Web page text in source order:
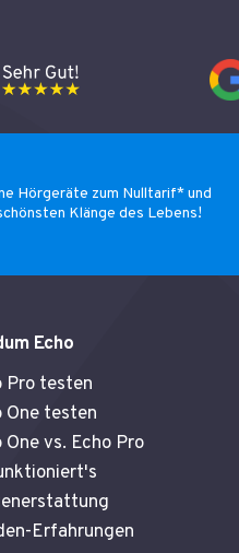
Hörgeräte zum Nulltarif* und
Klänge des Lebens!
Echo
Pro testen
One testen
One vs. Echo Pro
Erfahrungen